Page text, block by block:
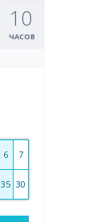
10
ЧАСОВ
6
7
35 30